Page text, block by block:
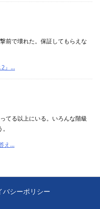
前で壊れた。保証してもらえな
2』...
てる以上にいる。いろんな階級
え...
バシーポリシー